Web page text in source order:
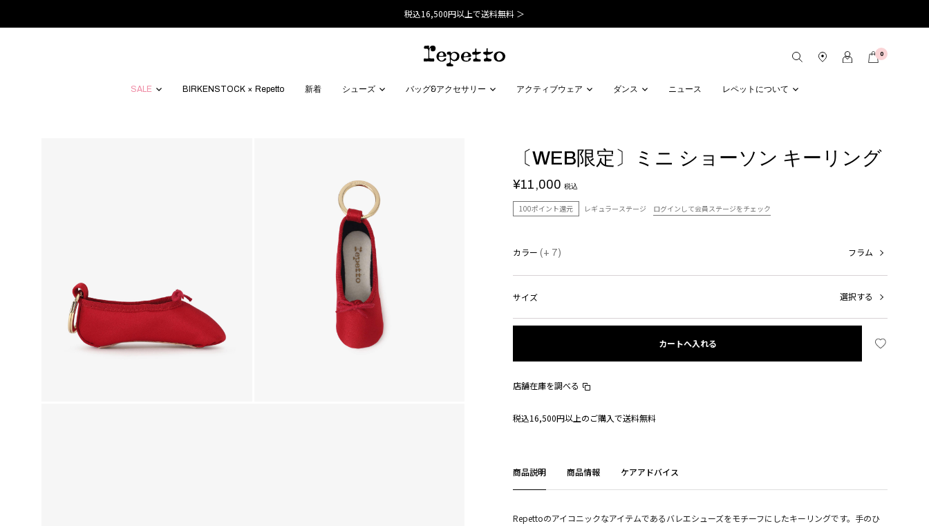
税込16,500円以上で送料無料 ＞
0
SALE BIRKENSTOCK × Repetto 新着 シューズ バッグ&アクセサリー アクティブウェア ダンス ニュース レペットについて
〔WEB限定〕ミニ ショーソン キーリング
¥11,000 税込
100ポイント還元 レギュラーステージ ログインして会員ステージをチェック
カラー (+ 7) フラム
サイズ 選択する
カートへ入れる
店舗在庫を調べる
税込16,500円以上のご購入で送料無料
商品説明 商品情報 ケアアドバイス
Repettoのアイコニックなアイテムであるバレエシューズをモチーフにしたキーリングです。手のひ